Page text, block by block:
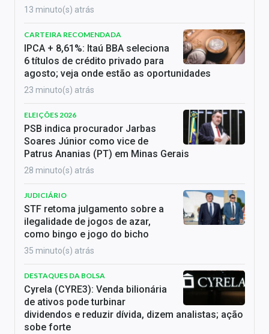
13 minuto(s) atrás
CARTEIRA RECOMENDADA
IPCA + 8,61%: Itaú BBA seleciona
6 títulos de crédito privado para
agosto; veja onde estão as oportunidades
23 minuto(s) atrás
ELEIÇÕES 2026
PSB indica procurador Jarbas
Soares Júnior como vice de
Patrus Ananias (PT) em Minas Gerais
28 minuto(s) atrás
JUDICIÁRIO
STF retoma julgamento sobre a
ilegalidade de jogos de azar,
como bingo e jogo do bicho
35 minuto(s) atrás
DESTAQUES DA BOLSA
Cyrela (CYRE3): Venda bilionária
de ativos pode turbinar
dividendos e reduzir dívida, dizem analistas; ação
sobe forte